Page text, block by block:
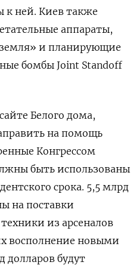
к ней. Киев также
аппараты,
и планирующие
бомбы Joint Standoff
Белого дома,
на помощь
Конгрессом
быть использованы
срока. 5,5 млрд
на поставки
из арсеналов
восполнение новыми
долларов будут